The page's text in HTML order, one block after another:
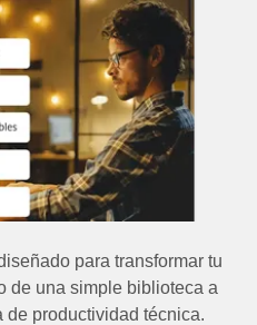
para transformar tu
de una simple biblioteca a
de productividad técnica.